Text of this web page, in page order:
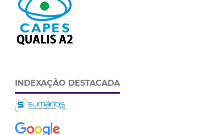
INDEXAÇÃO DESTACADA